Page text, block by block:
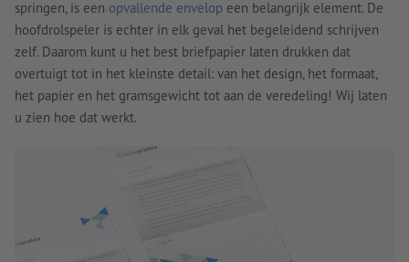
springen, is een opvallende envelop een belangrijk element. De
hoofdrolspeler is echter in elk geval het begeleidend schrijven
zelf. Daarom kunt u het best briefpapier laten drukken dat
overtuigt tot in het kleinste detail: van het design, het formaat,
het papier en het gramsgewicht tot aan de veredeling! Wij laten
u zien hoe dat werkt.